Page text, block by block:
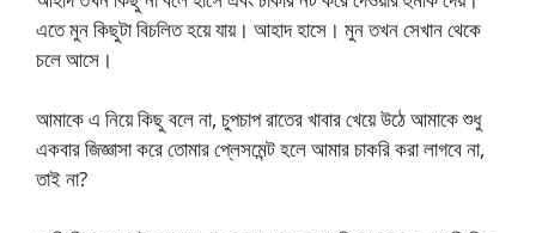
এতে মুন কিছুটা বিচলিত হয়ে যায়। আহাদ হাসে। মুন তখন সেখান থেকে
চলে আসে।
আমাকে এ নিয়ে কিছু বলে না, চুপচাপ রাতের খাবার খেয়ে উঠে আমাকে শুধু
একবার জিজ্ঞাসা করে তোমার প্লেসমেন্ট হলে আমার চাকরি করা লাগবে না,
তাই না?